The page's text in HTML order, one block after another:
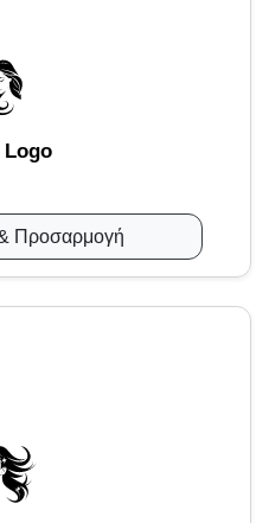
Logo
Προσαρμογή